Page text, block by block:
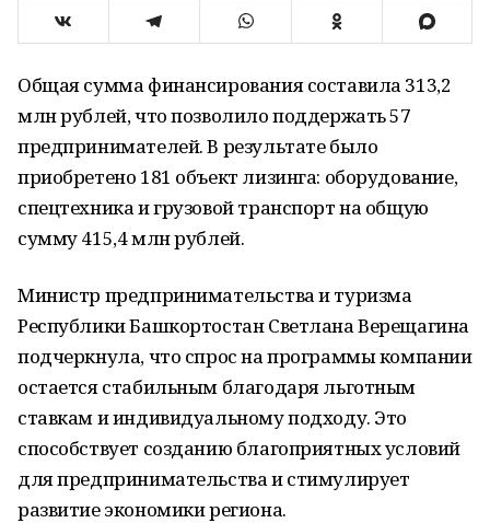
Общая сумма финансирования составила 313,2
млн рублей, что позволило поддержать 57
предпринимателей. В результате было
приобретено 181 объект лизинга: оборудование,
спецтехника и грузовой транспорт на общую
сумму 415,4 млн рублей.
Министр предпринимательства и туризма
Республики Башкортостан Светлана Верещагина
подчеркнула, что спрос на программы компании
остается стабильным благодаря льготным
ставкам и индивидуальному подходу. Это
способствует созданию благоприятных условий
для предпринимательства и стимулирует
развитие экономики региона.